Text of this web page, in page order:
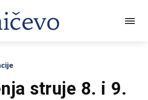
struje 8. i 9.